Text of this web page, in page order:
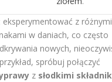
z różnymi
w daniach, co często
nowych,
spróbuj połączyć
z słodkimi